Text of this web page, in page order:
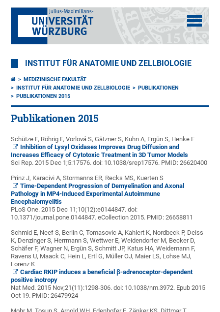
INSTITUT FÜR ANATOMIE UND ZELLBIOLOGIE
MEDIZINISCHE FAKULTÄT
INSTITUT FÜR ANATOMIE UND ZELLBIOLOGIE
PUBLIKATIONEN
PUBLIKATIONEN 2015
Publikationen 2015
Schütze F, Röhrig F, Vorlová S, Gätzner S, Kuhn A, Ergün S, Henke E
Inhibition of Lysyl Oxidases Improves Drug Diffusion and
Increases Efficacy of Cytotoxic Treatment in 3D Tumor Models
Sci Rep. 2015 Dec 1;5:17576. doi: 10.1038/srep17576. PMID:26620400
Prinz J, Karacivi A, Stormanns ER, Recks MS, Kuerten S
Time-Dependent Progression of Demyelination and Axonal
Pathology in MP4-Induced Experimental Autoimmune
Encephalomyelitis
PLoS One. 2015 Dec 11;10(12):e0144847. doi:
10.1371/journal.pone.0144847. eCollection 2015. PMID:26658811
Schmid E, Neef S, Berlin C, Tomasovic A, Kahlert K, Nordbeck P, Deiss
K, Denzinger S, Herrmann S, Wettwer E, Weidendorfer M, Becker D,
Schäfer F, Wagner N, Ergün S, Schmitt JP, Katus HA, Weidemann F,
Ravens U, Maack C, Hein L, Ertl G, Müller OJ, Maier LS, Lohse MJ,
Lorenz K
Cardiac RKIP induces a beneficial β-adrenoceptor-dependent
positive inotropy
Nat Med. 2015 Nov;21(11):1298-306. doi: 10.1038/nm.3972. Epub 2015
Oct 19. PMID:26479924